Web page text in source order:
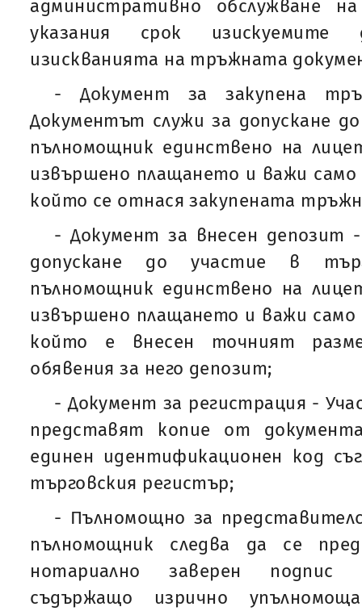
административно обслужване
указания срок изискуемите
изискванията на тръжната
- Документ за закупена
Документът служи за допускане
пълномощник единствено на
извършено плащането и важи само
който се отнася закупената
- Документ за внесен депозит
допускане до участие в
пълномощник единствено на
извършено плащането и важи само
който е внесен точният
обявения за него депозит;
- Документ за регистрация -
представят копие от
единен идентификационен код
търговския регистър;
- Пълномощно за
пълномощник следва да се
нотариално заверен подпис
съдържащо изрично